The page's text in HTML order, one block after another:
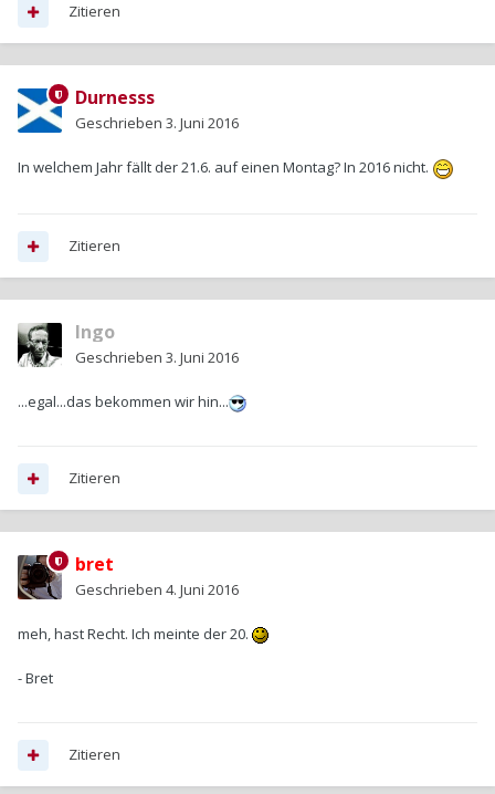
Zitieren
Durnesss
Geschrieben 3. Juni 2016
In welchem Jahr fällt der 21.6. auf einen Montag? In 2016 nicht.
Zitieren
Ingo
Geschrieben 3. Juni 2016
...egal...das bekommen wir hin...
Zitieren
bret
Geschrieben 4. Juni 2016
meh, hast Recht. Ich meinte der 20.
- Bret
Zitieren